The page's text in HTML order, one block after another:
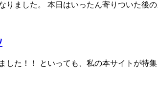
りました。 本日はいったん寄りついた後の
した！！ といっても、私の本サイトが特集